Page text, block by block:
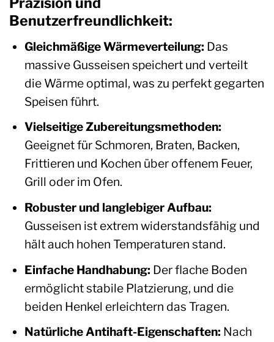
Benutzerfreundlichkeit:
Gleichmäßige Wärmeverteilung: Das
massive Gusseisen speichert und verteilt
die Wärme optimal, was zu perfekt gegarten
Speisen führt.
Vielseitige Zubereitungsmethoden:
Geeignet für Schmoren, Braten, Backen,
Frittieren und Kochen über offenem Feuer,
Grill oder im Ofen.
Robuster und langlebiger Aufbau:
Gusseisen ist extrem widerstandsfähig und
hält auch hohen Temperaturen stand.
Einfache Handhabung: Der flache Boden
ermöglicht stabile Platzierung, und die
beiden Henkel erleichtern das Tragen.
Natürliche Antihaft-Eigenschaften: Nach